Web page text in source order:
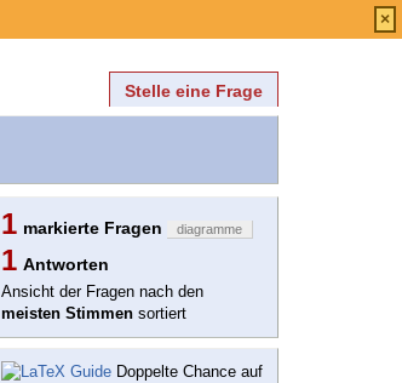
Stelle eine Frage
1 markierte Fragen diagramme
1 Antworten
Ansicht der Fragen nach den
meisten Stimmen sortiert
Doppelte Chance auf
×